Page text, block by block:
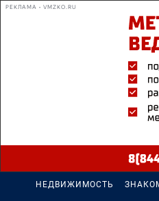
РЕКЛАМА • VMZKO.RU
НЕДВИЖИМОСТЬ